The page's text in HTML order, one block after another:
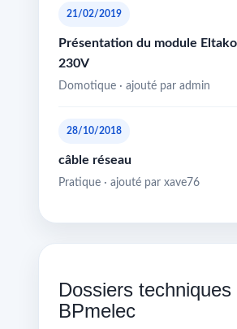
21/02/2019
Présentation du module
230V
Domotique · ajouté par admin
28/10/2018
câble réseau
Pratique · ajouté par xave76
Dossiers techniques
BPmelec